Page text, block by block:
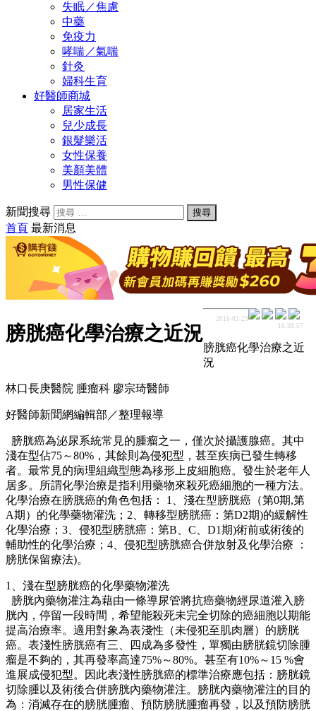
失眠／焦慮
中藥
免疫力
哮喘／氣喘
針灸
婦科生育
好醫師商城
居家生活
兒少成長
銀髮樂活
女性保養
美顏美體
男性保健
新聞搜尋
首頁 最新消息
膀胱癌化學治療之近況
2016-03-23
16:38:57
膀胱癌化學治療之近
況
林口長庚醫院 腫瘤科 廖宗琦醫師
好醫師新聞網編輯部／整理報導
膀胱癌為泌尿系統常見的腫瘤之一，僅次於攝護腺癌。其中
淺在型佔75～80%，其餘則為侵犯型，甚至疾病已發生轉移
者。最常見的病理組織型態為移形上皮細胞癌。發生於老年人
居多。所謂化學治療是指利用藥物來殺死癌細胞的一種方法。
化學治療在膀胱癌的角色包括： 1、淺在型膀胱癌（第0期,第
A期）的化學藥物灌洗；2、轉移型膀胱癌：第D2期)的緩解性
化學治療；3、侵犯型膀胱癌：第B、C、D1期)術前或術後的
輔助性的化學治療；4、侵犯型膀胱癌合併放射及化學治療 ：
膀胱保留療法)。
1、淺在型膀胱癌的化學藥物灌洗
膀胱內藥物灌注為藉由一條導尿管將抗癌藥物經尿道灌入膀
胱內，停留一段時間，希望能殺死未完全切除的癌細胞以期能
提高治療率。適用對象為表淺性（未侵犯至肌肉層）的膀胱
癌。表淺性膀胱癌有三、四成為多發性，單獨由膀胱鏡切除腫
瘤是不夠的，其再發率高達75%～80%。甚至有10%～15 %會
進展成侵犯型。因此表淺性膀胱癌的標準治療應包括：膀胱鏡
切除腫以及術後合併膀胱內藥物灌注。膀胱內藥物灌注的目的
為：消滅存在的膀胱腫瘤、預防膀胱腫瘤再發，以及預防膀胱